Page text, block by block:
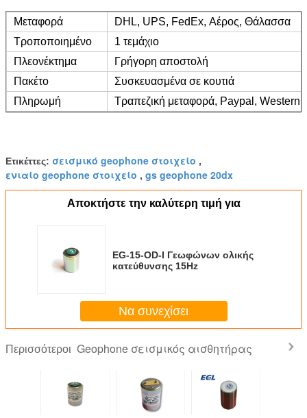
Μεταφορά
DHL, UPS, FedEx, Αέρος, Θάλασσα
Τροποποιημένο
1 τεμάχιο
Πλεονέκτημα
Γρήγορη αποστολή
Πακέτο
Συσκευασμένα σε κουτιά
Πληρωμή
Τραπεζική μεταφορά, Paypal, Western
Ετικέττες: σεισμικό geophone στοιχείο ,
ενιαίο geophone στοιχείο , gs geophone 20dx
Αποκτήστε την καλύτερη τιμή για
EG-15-OD-I Γεωφώνων ολικής
κατεύθυνσης 15Hz
Να συνεχίσει
Περισσότεροι Geophone σεισμικός αισθητήρας